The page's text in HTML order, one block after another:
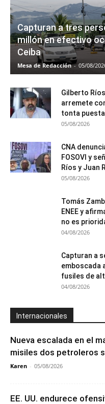
Capturan a tres
millón en efectivo
Ceiba
Mesa de Redacción - 05/08/
Gilberto
arremete
tonta
05/08/2026
CNA
FOSOVI y
Ríos y Juan
05/08/2026
Tomás
ENEE y
no es
04/08/2026
Capturan a
emboscada
fusiles de
04/08/2026
Internacionales
Nueva escalada en el
misiles dos petroleros
Karen - 05/08/2026
EE. UU. endurece